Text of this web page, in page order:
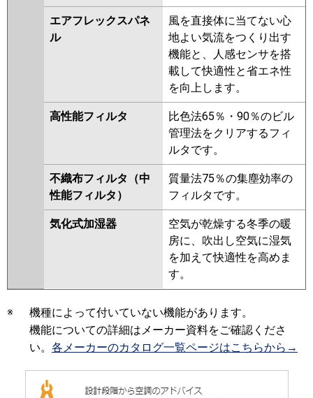
エアフレックスパネ
ル
風を直接体に当てない心
地よい気流をつくり出す
機能と、人感センサを搭
載して快適性と省エネ性
を向上します。
高性能フィルタ
比色法65％・90％のビル
管理法をクリアするフィ
ルタです。
不織布フィルタ（中
性能フィルタ）
質量法75％の集塵効率の
フィルタです。
気化式加湿器
空気が乾燥する冬季の暖
房に、吹出し空気に湿気
を加えて快適性を高めま
す。
※
機種によって付いていない機能があります。
機能についての詳細はメーカー資料をご確認くださ
い。 各メーカーのカタログ一覧ページはこちらから→